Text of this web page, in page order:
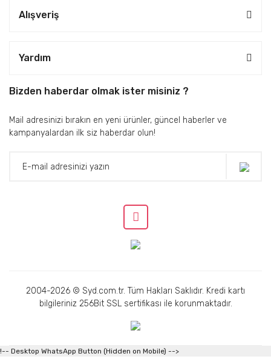
Alışveriş
Yardım
Bizden haberdar olmak ister misiniz ?
Mail adresinizi bırakın en yeni ürünler, güncel haberler ve
kampanyalardan ilk siz haberdar olun!
2004-2026 © Syd.com.tr. Tüm Hakları Saklıdır. Kredi kartı
bilgileriniz 256Bit SSL sertifikası ile korunmaktadır.
!-- Desktop WhatsApp Button (Hidden on Mobile) -->